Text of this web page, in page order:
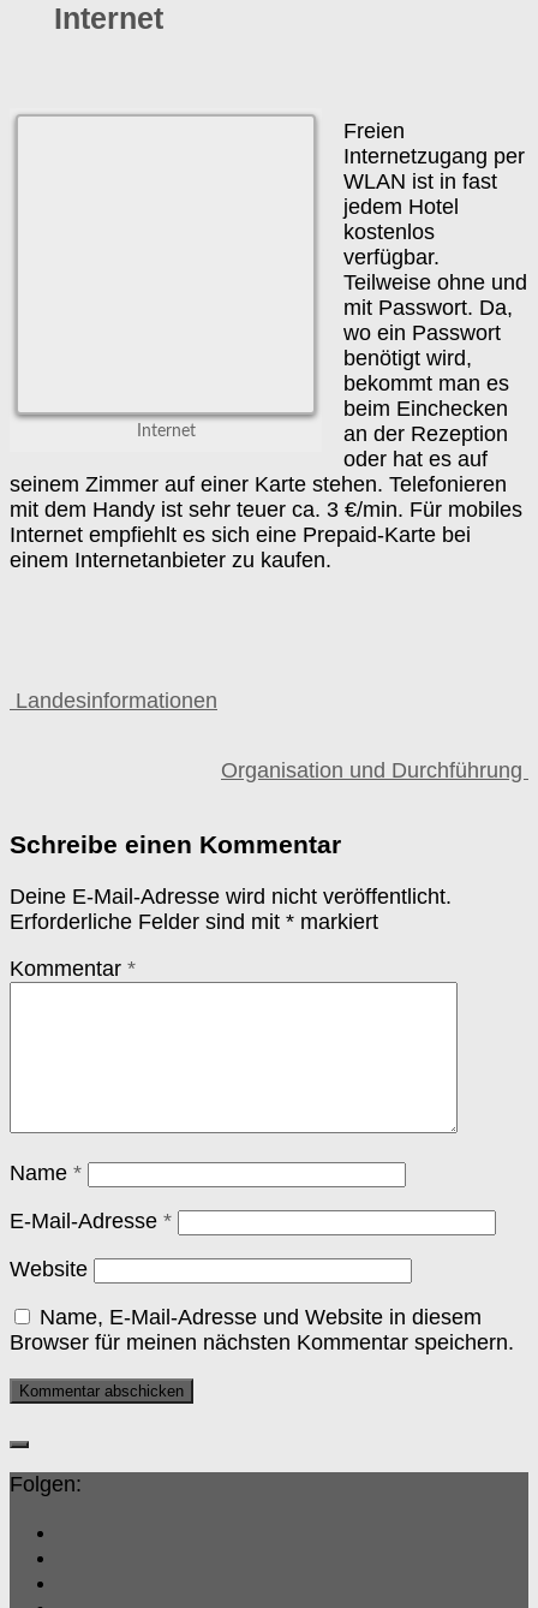
Internet
Internet
Freien
Internetzugang per
WLAN ist in fast
jedem Hotel
kostenlos
verfügbar.
Teilweise ohne und
mit Passwort. Da,
wo ein Passwort
benötigt wird,
bekommt man es
beim Einchecken
an der Rezeption
oder hat es auf
seinem Zimmer auf einer Karte stehen. Telefonieren
mit dem Handy ist sehr teuer ca. 3 €/min. Für mobiles
Internet empfiehlt es sich eine Prepaid-Karte bei
einem Internetanbieter zu kaufen.
Landesinformationen
Organisation und Durchführung
Schreibe einen Kommentar
Deine E-Mail-Adresse wird nicht veröffentlicht.
Erforderliche Felder sind mit * markiert
Kommentar *
Name *
E-Mail-Adresse *
Website
Name, E-Mail-Adresse und Website in diesem
Browser für meinen nächsten Kommentar speichern.
Folgen: